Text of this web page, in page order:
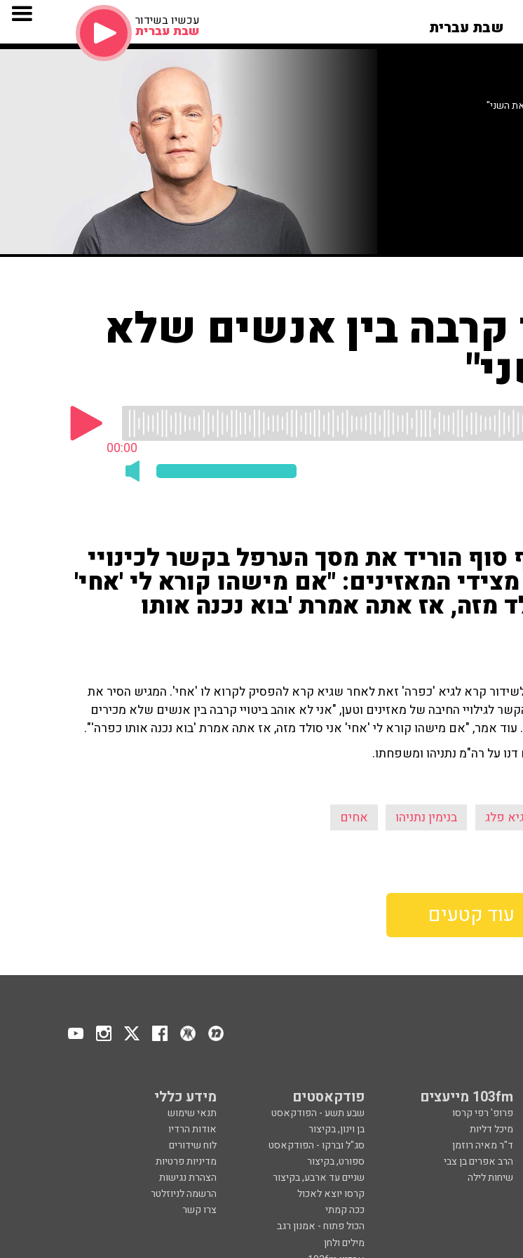
שבת עברית עכשיו בשידור
שבת עברית
השני"
קרבה בין אנשים שלא
00:00
סוף הוריד את מסך הערפל בקשר לכינויי
המאזינים: "אם מישהו קורא לי 'אחי'
מזה, אז אתה אמרת 'בוא נכנה אותו
קרא לגיא 'כפרה' זאת לאחר שגיא קרא להפסיק לקרוא לו 'אחי'. המגיש הסיר את
לגילויי החיבה של מאזינים וטען, "אני לא אוהב ביטויי קרבה בין אנשים שלא מכירים
אמר, "אם מישהו קורא לי 'אחי' אני סולד מזה, אז אתה אמרת 'בוא נכנה אותו כפרה'".
על רה"מ נתניהו ומשפחתו.
פלג בנימין נתניהו אחים
עוד קטעים
103fm מייעצים פודקאסטים מידע כללי
פרופ' רפי קרסו שבע תשע - הפודקאסט
תנאי שימוש
מיכל דליות בן וינון, בקיצור
אודות הרדיו
ד"ר מאיה רוזמן סג"ל וברקו - הפודקאסט
לוח שידורים
הרב אפרים בן צבי ספורט, בקיצור
מדיניות פרטיות
שיחות לילה שניים עד ארבע, בקיצור
הצהרת נגישות
קרסו יוצא לאכול
הרשמה לניוזלטר
ככה קמתי
צרו קשר
הכול פתוח - אמנון רגב
מילים ולחן